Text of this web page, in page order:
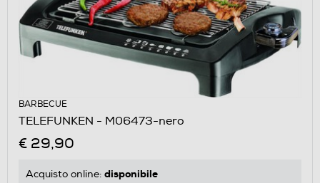
BARBECUE
TELEFUNKEN - M06473-nero
€ 29,90
Acquisto online: disponibile